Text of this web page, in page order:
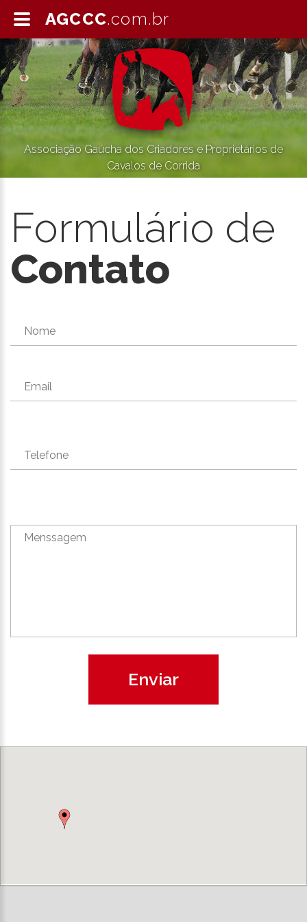
Associação Gaúcha dos Criadores e Proprietários de
Cavalos de Corrida
Formulário de
Contato
Nome
Email
Telefone
Menssagem
Enviar
AGCCC.com.br